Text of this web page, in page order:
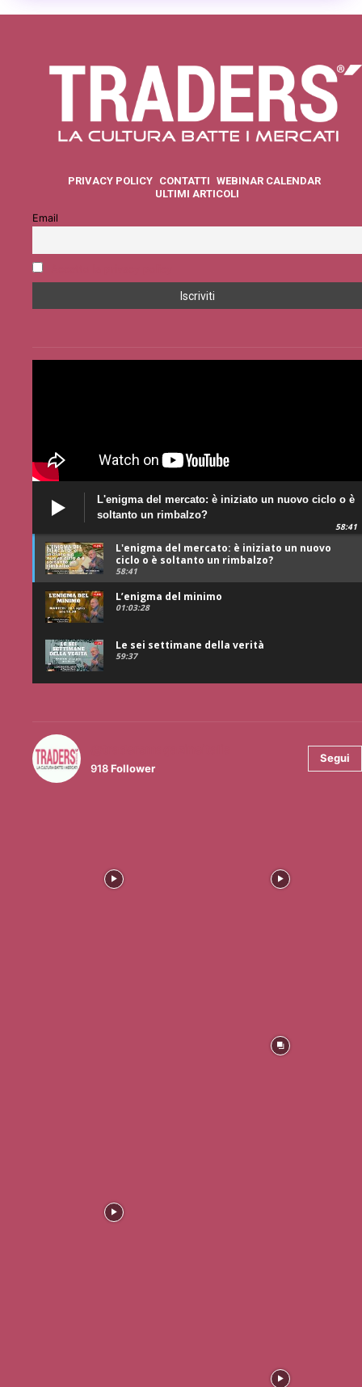
PRIVACY POLICY CONTATTI WEBINAR CALENDAR
ULTIMI ARTICOLI
Email
L'enigma del mercato: è iniziato un nuovo ciclo o è
soltanto un rimbalzo?
58:41
L'enigma del mercato: è iniziato un nuovo
ciclo o è soltanto un rimbalzo?
58:41
L’enigma del minimo
01:03:28
Le sei settimane della verità
59:37
918Follower
Segui